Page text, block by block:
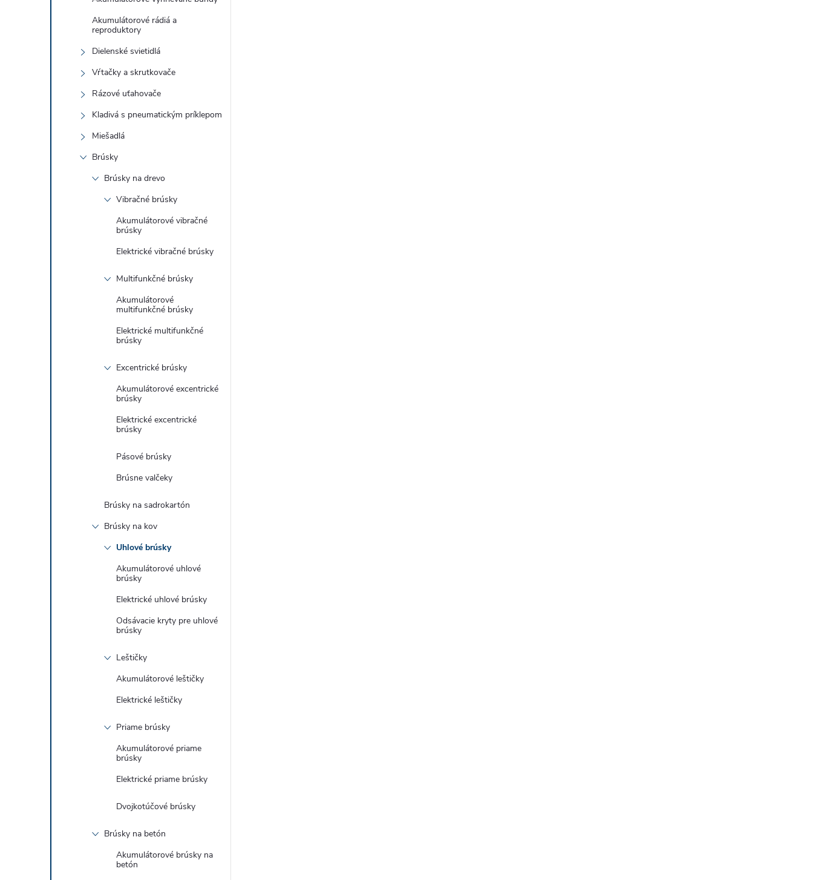
Akumulátorové rádiá a
reproduktory
Dielenské svietidlá
Vŕtačky a skrutkovače
Rázové uťahovače
Kladivá s pneumatickým príklepom
Miešadlá
Brúsky
Brúsky na drevo
Vibračné brúsky
Akumulátorové vibračné
brúsky
Elektrické vibračné brúsky
Multifunkčné brúsky
Akumulátorové
multifunkčné brúsky
Elektrické multifunkčné
brúsky
Excentrické brúsky
Akumulátorové excentrické
brúsky
Elektrické excentrické
brúsky
Pásové brúsky
Brúsne valčeky
Brúsky na sadrokartón
Brúsky na kov
Uhlové brúsky
Akumulátorové uhlové
brúsky
Elektrické uhlové brúsky
Odsávacie kryty pre uhlové
brúsky
Leštičky
Akumulátorové leštičky
Elektrické leštičky
Priame brúsky
Akumulátorové priame
brúsky
Elektrické priame brúsky
Dvojkotúčové brúsky
Brúsky na betón
Akumulátorové brúsky na
betón